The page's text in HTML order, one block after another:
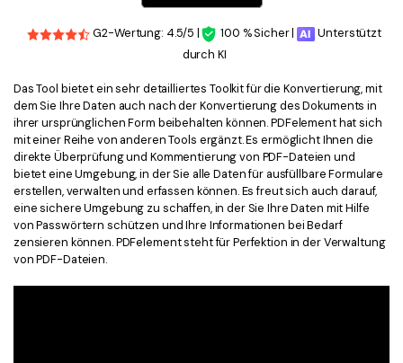
G2-Wertung: 4.5/5 | 100 % Sicher |
Unterstützt
durch KI
Das Tool bietet ein sehr detailliertes Toolkit für die Konvertierung, mit
dem Sie Ihre Daten auch nach der Konvertierung des Dokuments in
ihrer ursprünglichen Form beibehalten können. PDFelement hat sich
mit einer Reihe von anderen Tools ergänzt. Es ermöglicht Ihnen die
direkte Überprüfung und Kommentierung von PDF-Dateien und
bietet eine Umgebung, in der Sie alle Daten für ausfüllbare Formulare
erstellen, verwalten und erfassen können. Es freut sich auch darauf,
eine sichere Umgebung zu schaffen, in der Sie Ihre Daten mit Hilfe
von Passwörtern schützen und Ihre Informationen bei Bedarf
zensieren können. PDFelement steht für Perfektion in der Verwaltung
von PDF-Dateien.